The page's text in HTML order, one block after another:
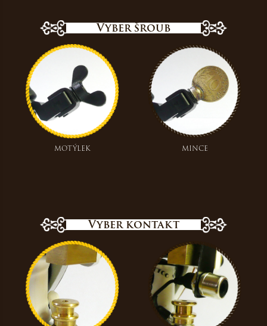
Vyber šroub
motýlek mince
Vyber kontakt